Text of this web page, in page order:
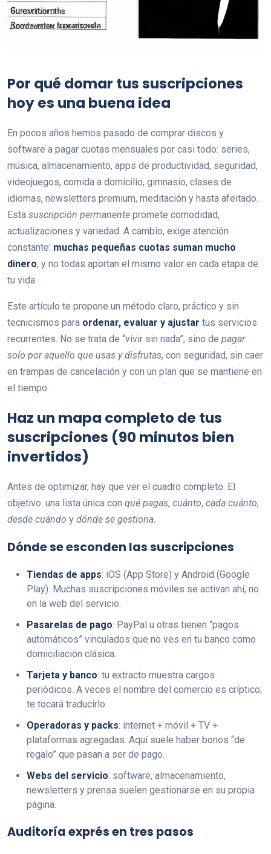
Por qué domar tus suscripciones
hoy es una buena idea
En pocos años hemos pasado de comprar discos y
software a pagar cuotas mensuales por casi todo: series,
música, almacenamiento, apps de productividad, seguridad,
videojuegos, comida a domicilio, gimnasio, clases de
idiomas, newsletters premium, meditación y hasta afeitado.
Esta suscripción permanente promete comodidad,
actualizaciones y variedad. A cambio, exige atención
constante: muchas pequeñas cuotas suman mucho
dinero, y no todas aportan el mismo valor en cada etapa de
tu vida.
Este artículo te propone un método claro, práctico y sin
tecnicismos para ordenar, evaluar y ajustar tus servicios
recurrentes. No se trata de “vivir sin nada”, sino de pagar
solo por aquello que usas y disfrutas, con seguridad, sin caer
en trampas de cancelación y con un plan que se mantiene en
el tiempo.
Haz un mapa completo de tus
suscripciones (90 minutos bien
invertidos)
Antes de optimizar, hay que ver el cuadro completo. El
objetivo: una lista única con qué pagas, cuánto, cada cuánto,
desde cuándo y dónde se gestiona
Dónde se esconden las suscripciones
Tiendas de apps: iOS (App Store) y Android (Google
Play). Muchas suscripciones móviles se activan ahí, no
en la web del servicio.
Pasarelas de pago: PayPal u otras tienen “pagos
automáticos” vinculados que no ves en tu banco como
domiciliación clásica.
Tarjeta y banco: tu extracto muestra cargos
periódicos. A veces el nombre del comercio es críptico;
te tocará traducirlo.
Operadoras y packs: internet + móvil + TV +
plataformas agregadas. Aquí suele haber bonos “de
regalo” que pasan a ser de pago.
Webs del servicio: software, almacenamiento,
newsletters y prensa suelen gestionarse en su propia
página.
Auditoría exprés en tres pasos